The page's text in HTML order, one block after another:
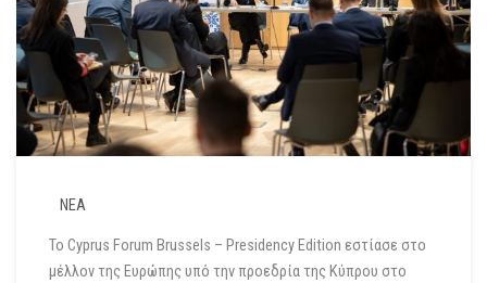
ΝΕΑ
Το Cyprus Forum Brussels – Presidency Edition εστίασε στο
μέλλον της Ευρώπης υπό την προεδρία της Κύπρου στο